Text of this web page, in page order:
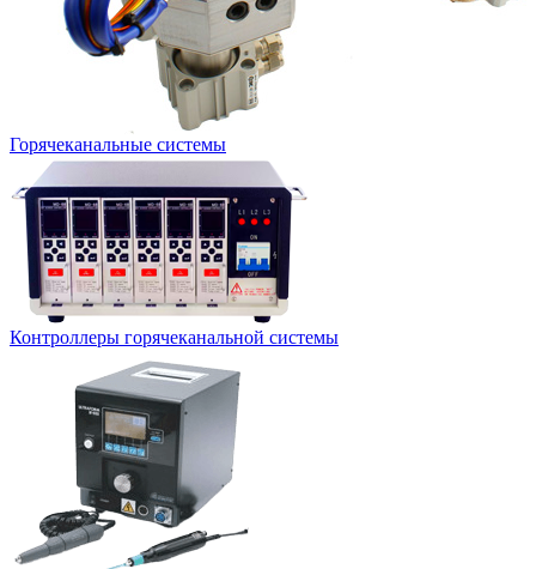
Горячеканальные системы
Контроллеры горячеканальной системы